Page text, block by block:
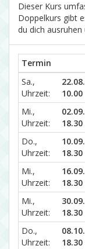
Dieser Kurs
Doppelkurs gibt
du dich ausruhen
Termin
Sa.,
Uhrzeit:
Mi.,
Uhrzeit:
Do.,
Uhrzeit:
Mi.,
Uhrzeit:
Mi.,
Uhrzeit:
Do.,
Uhrzeit: